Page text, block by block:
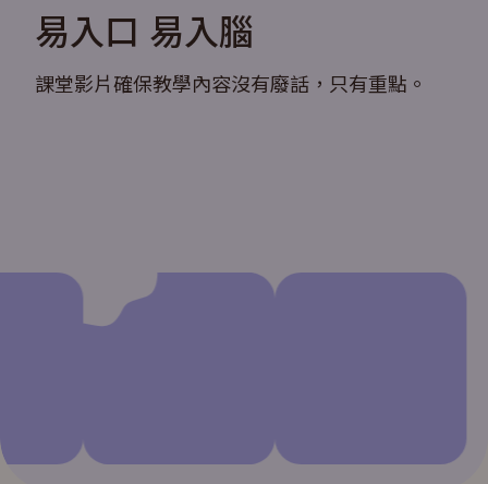
易入口 易入腦
課堂影片確保教學內容沒有廢話，只有重點。